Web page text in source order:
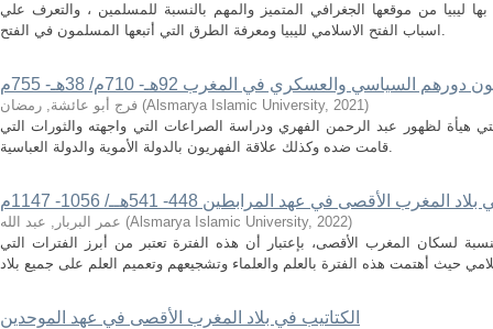
ليبيا من موقعها الجغرافي المتميز والمهم بالنسبة للمسلمين ، والتعرف علي
اسباب الفتح الاسلامي لليبيا ومعرفة الطرق التي أتبعها المسلمون في الفتح.
دورهم السياسي والعسكري في المغرب 92هـ- 710م/ 38هـ- 755م
فرج أبو عائشة, رمضان (Alsmarya Islamic University, 2021)
هيأة لظهور عبد الرحمن الفهري ودراسة الصراعات التي واجهته والثورات التي
قامت ضده وكذلك علاقة الفهريون بالدولة الأموية والدولة العباسية.
المغرب الأقصى في عهد المرابطين 448- 541هــ/ 1056- 1147م
عمر البربار, عبد الله (Alsmarya Islamic University, 2022)
لسكان المغرب الأقصى، بإعتبار أن هذه الفترة تعتبر من أبرز الفترات التي
الكتاتيب في بلاد المغرب الأقصى في عهد الموحدين